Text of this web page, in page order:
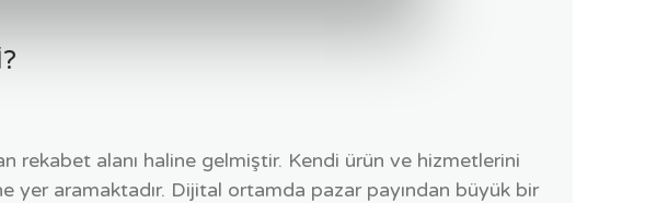
rekabet alanı haline gelmiştir. Kendi ürün ve hizmetlerini
yer aramaktadır. Dijital ortamda pazar payından büyük bir